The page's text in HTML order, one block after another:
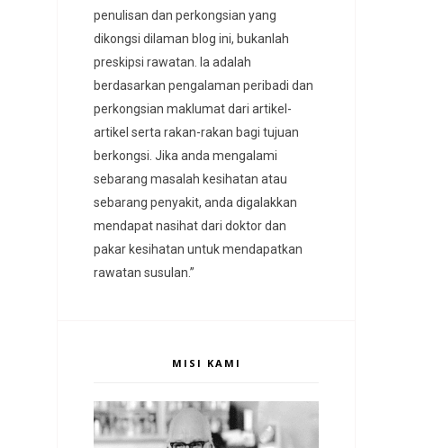
penulisan dan perkongsian yang
dikongsi dilaman blog ini, bukanlah
preskipsi rawatan. Ia adalah
berdasarkan pengalaman peribadi dan
perkongsian maklumat dari artikel-
artikel serta rakan-rakan bagi tujuan
berkongsi. Jika anda mengalami
sebarang masalah kesihatan atau
sebarang penyakit, anda digalakkan
mendapat nasihat dari doktor dan
pakar kesihatan untuk mendapatkan
rawatan susulan.”
MISI KAMI